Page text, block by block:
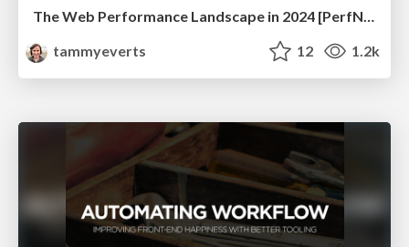
The Web Performance Landscape in 2024 [PerfNow 2024]
tammyeverts
12 1.2k